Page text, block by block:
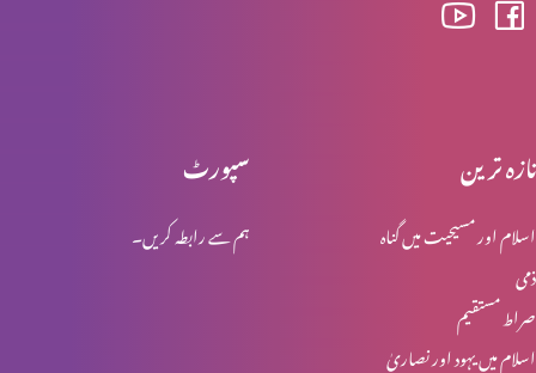
سپورٹ
ہم سے رابطہ کریں۔
تازہ ترین
اسلام اور مسیحیت میں گناہ
ذمی
صراط مستقیم
اسلام میں یہود اور نصاریٰ